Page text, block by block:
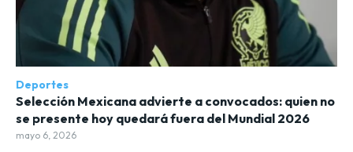
Deportes
Selección Mexicana advierte a convocados: quien no
se presente hoy quedará fuera del Mundial 2026
mayo 6, 2026